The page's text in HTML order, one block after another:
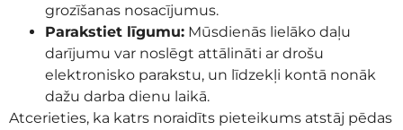
grozīšanas nosacījumus.
Parakstiet līgumu: Mūsdienās lielāko daļu
darījumu var noslēgt attālināti ar drošu
elektronisko parakstu, un līdzekļi kontā nonāk
dažu darba dienu laikā.
Atcerieties, ka katrs noraidīts pieteikums atstāj pēdas